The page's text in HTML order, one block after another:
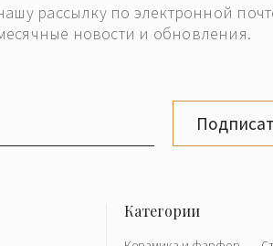
рассылку по электронной
новости и обновления.